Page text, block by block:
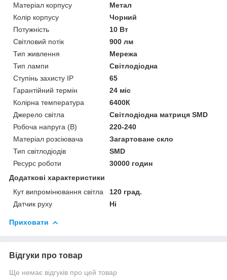
Матеріал корпусу
Метал
Колір корпусу
Чорний
Потужність
10 Вт
Світловий потік
900 лм
Тип живлення
Мережа
Тип лампи
Світлодіодна
Ступінь захисту IP
65
Гарантійний термін
24 міс
Колірна температура
6400К
Джерело світла
Світлодіодна матриця SMD
Робоча напруга (В)
220-240
Матеріал розсіювача
Загартоване скло
Тип світлодіодів
SMD
Ресурс роботи
30000 годин
Додаткові характеристики
Кут випромінювання світла
120 град.
Датчик руху
Ні
Приховати
Відгуки про товар
Ще немає відгуків про цей товар